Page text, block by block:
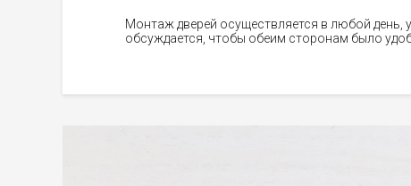
Монтаж дверей осуществляется в любой день,
обсуждается, чтобы обеим сторонам было